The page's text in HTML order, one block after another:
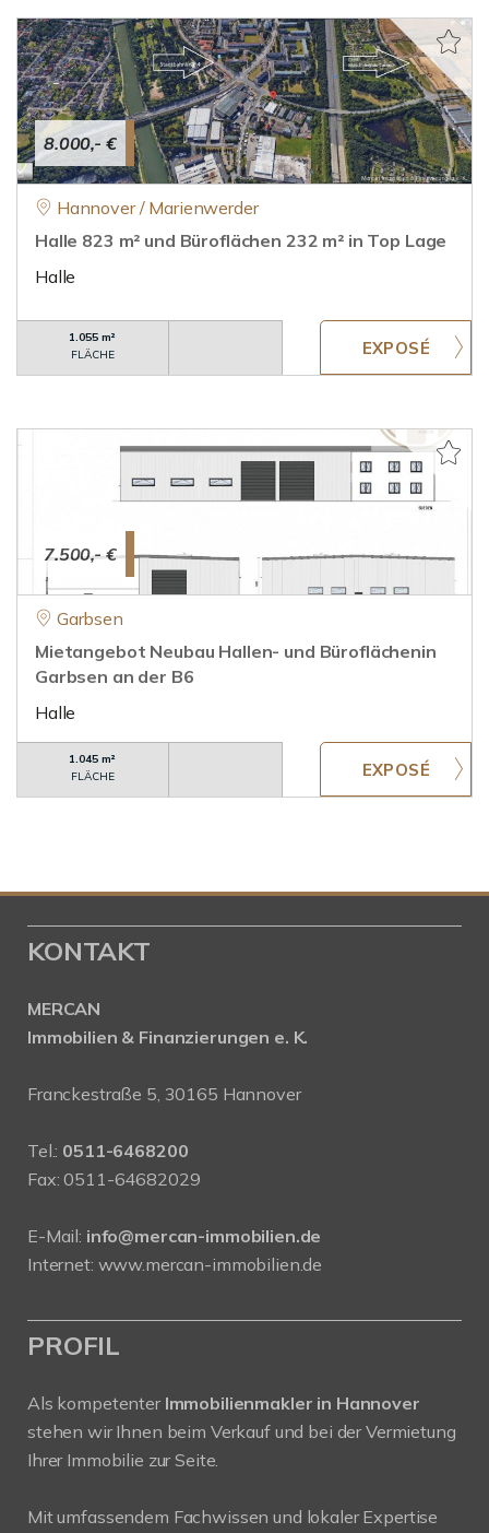
8.000,- €
Hannover / Marienwerder
Halle 823 m² und Büroflächen 232 m² in Top Lage
Halle
1.055 m²
FLÄCHE
7.500,- €
Garbsen
Mietangebot Neubau Hallen- und Büroflächenin
Garbsen an der B6
Halle
1.045 m²
FLÄCHE
KONTAKT
MERCAN
Immobilien & Finanzierungen e. K.
Franckestraße 5, 30165 Hannover
Tel.: 0511-6468200
Fax: 0511-64682029
E-Mail: info@mercan-immobilien.de
Internet: www.mercan-immobilien.de
PROFIL
Als kompetenter Immobilienmakler in Hannover
stehen wir Ihnen beim Verkauf und bei der Vermietung
Ihrer Immobilie zur Seite.
Mit umfassendem Fachwissen und lokaler Expertise